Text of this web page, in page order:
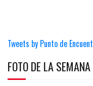
Tweets by Punto de
FOTO DE LA SEMANA